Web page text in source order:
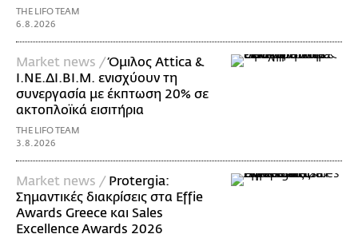
THE LIFO TEAM
6.8.2026
Market news /Όμιλος Attica &
Ι.ΝΕ.ΔΙ.ΒΙ.Μ. ενισχύουν τη
συνεργασία με έκπτωση 20% σε
ακτοπλοϊκά εισιτήρια
THE LIFO TEAM
3.8.2026
Market news / Protergia:
Σημαντικές διακρίσεις στα Effie
Awards Greece και Sales
Excellence Awards 2026